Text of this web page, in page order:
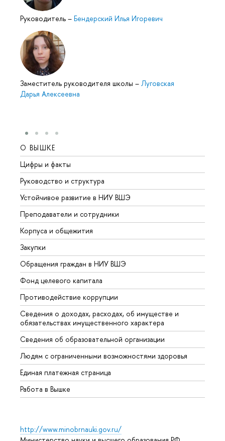
Руководитель – Бендерский Илья Игоревич
Заместитель руководителя школы – Луговская
Дарья Алексеевна
О ВЫШКЕ
Цифры и факты
Руководство и структура
Устойчивое развитие в НИУ ВШЭ
Преподаватели и сотрудники
Корпуса и общежития
Закупки
Обращения граждан в НИУ ВШЭ
Фонд целевого капитала
Противодействие коррупции
Сведения о доходах, расходах, об имуществе и
обязательствах имущественного характера
Сведения об образовательной организации
Людям с ограниченными возможностями здоровья
Единая платежная страница
Работа в Вышке
http://www.minobrnauki.gov.ru/